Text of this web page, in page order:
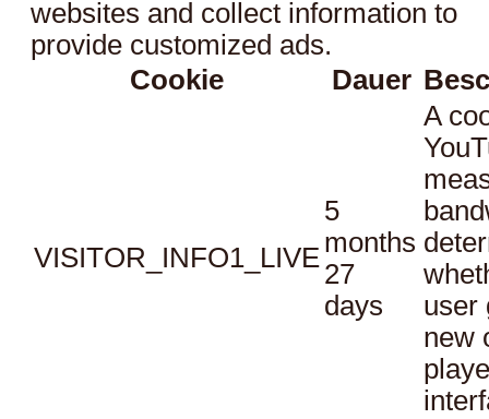
websites and collect information to
provide customized ads.
Cookie
Dauer
VISITOR_INFO1_LIVE
5
months
27
days
A
user
new